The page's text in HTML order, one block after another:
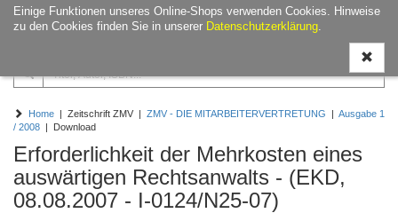
Einige Funktionen unseres Online-Shops verwenden Cookies. Hinweise
zu den Cookies finden Sie in unserer Datenschutzerklärung.
ein-/
Home | Zeitschrift ZMV | ZMV - DIE MITARBEITERVERTRETUNG | Ausgabe 1
/ 2008 | Download
Erforderlichkeit der Mehrkosten eines
auswärtigen Rechtsanwalts - (EKD,
08.08.2007 - I-0124/N25-07)